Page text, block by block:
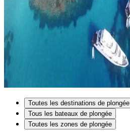
Toutes les destinations de plongée
Tous les bateaux de plongée
Toutes les zones de plongée